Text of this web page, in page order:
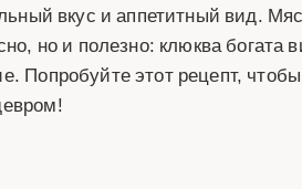
вкус и аппетитный вид.
но и полезно: клюква богата
этот рецепт, чтобы